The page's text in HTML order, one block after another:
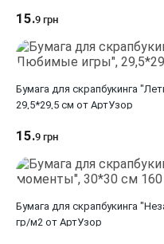
15.9 грн
Бумага для скрапбукинга
29,5*29,5 см от АртУзор
15.9 грн
Бумага для скрапбукинга "Незабываемые моменты", 30*30 см 160
гр/м2 от АртУзор